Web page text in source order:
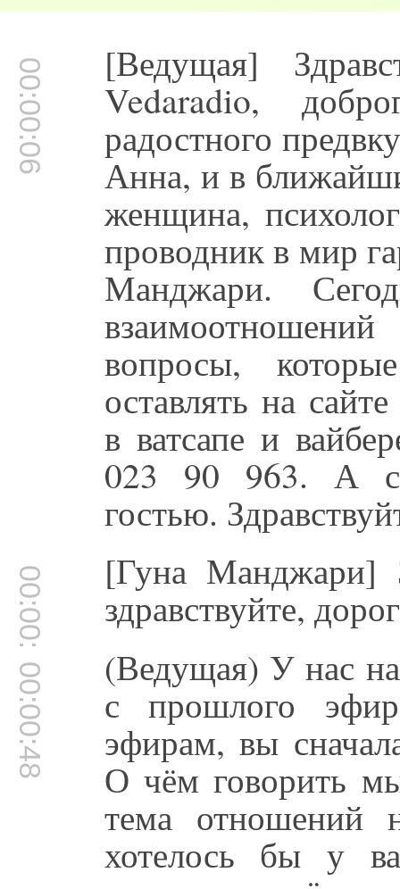
00:00:06 [Ведущая]
Vedaradio,
радостного
Анна, и в
женщина,
проводник в мир
Манджари.
вопросы,
оставлять на
в ватсапе и
023 90 963. А
гостью.
00:00:41 [Гуна Манджари]
здравствуйте,
00:00:48 (Ведущая) У нас
с прошлого
эфирам, вы
О чём говорить
тема отношений
хотелось бы у